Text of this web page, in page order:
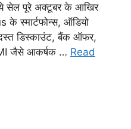
सेल पूरे अक्टूबर के आखिर
स्मार्टफोन्स, ऑडियो
डिस्काउंट, बैंक ऑफर,
जैसे आकर्षक … Read